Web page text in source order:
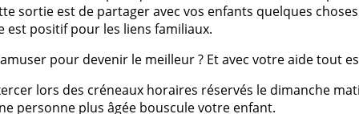
sortie est de partager avec vos enfants quelques
est positif pour les liens familiaux.
pour devenir le meilleur ? Et avec votre aide tout
lors des créneaux horaires réservés le dimanche
personne plus âgée bouscule votre enfant.